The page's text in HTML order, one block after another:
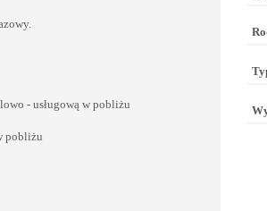
- usługową w pobliżu
pobliżu